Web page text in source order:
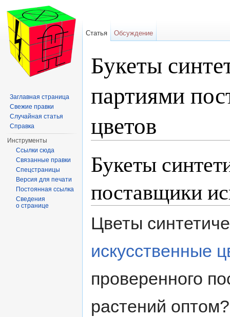
Букеты
партиями
цветов
Букеты
поставщики
Цветы
искусственные
проверенного
растений
Статья Обсуждение
Заглавная страница
Свежие правки
Случайная статья
Справка
Инструменты
Ссылки сюда
Связанные правки
Спецстраницы
Версия для печати
Постоянная ссылка
Сведения
о странице